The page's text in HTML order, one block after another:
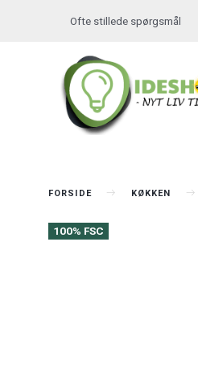
Ofte stillede spørgsmål
FORSIDE KØKKEN
100% FSC